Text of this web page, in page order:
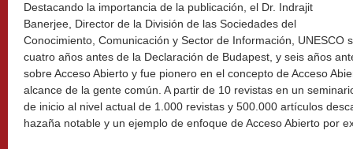
Destacando la importancia de la publicación, el Dr. Indrajit
Banerjee, Director de la División de las Sociedades del
Conocimiento, Comunicación y Sector de Información, UNESCO
cuatro años antes de la Declaración de Budapest, y seis años
sobre Acceso Abierto y fue pionero en el concepto de Acceso
alcance de la gente común. A partir de 10 revistas en un
de inicio al nivel actual de 1.000 revistas y 500.000 artículos
hazaña notable y un ejemplo de enfoque de Acceso Abierto por